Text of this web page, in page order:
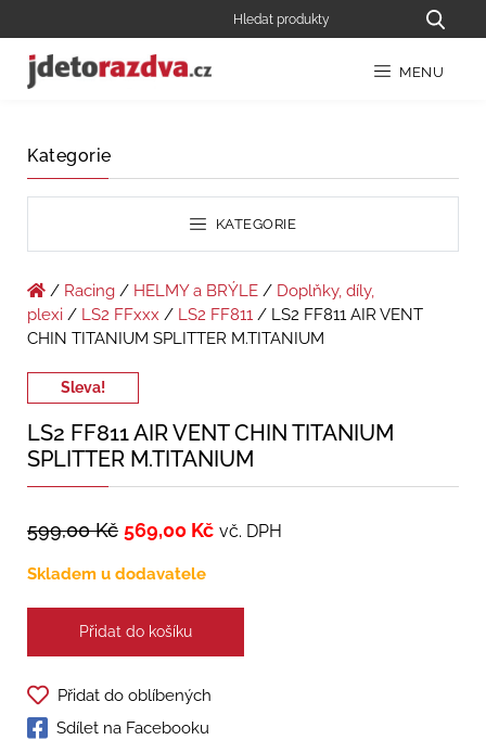
MENU
Kategorie
KATEGORIE
/ Racing / HELMY a BRÝLE / Doplňky, díly,
plexi / LS2 FFxxx / LS2 FF811 / LS2 FF811 AIR VENT
CHIN TITANIUM SPLITTER M.TITANIUM
Sleva!
LS2 FF811 AIR VENT CHIN TITANIUM
SPLITTER M.TITANIUM
599,00Kč 569,00 Kč vč. DPH
Skladem u dodavatele
Přidat do košíku
Přidat do oblíbených
Sdílet na Facebooku